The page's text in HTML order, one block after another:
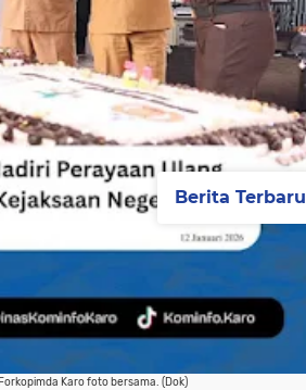
Karo foto bersama. (Dok)
Berita Terbaru